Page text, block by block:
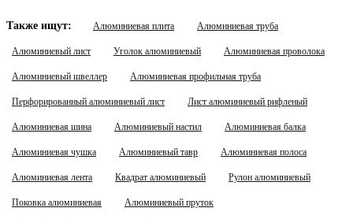
Также ищут: Алюминиевая плита Алюминиевая труба
Алюминиевый лист Уголок алюминиевый Алюминиевая проволока
Алюминиевый швеллер Алюминиевая профильная труба
Перфорированный алюминиевый лист Лист алюминиевый рифленый
Алюминиевая шина Алюминиевый настил Алюминиевая балка
Алюминиевая чушка Алюминиевый тавр Алюминиевая полоса
Алюминиевая лента Квадрат алюминиевый Рулон алюминиевый
Поковка алюминиевая Алюминиевый пруток